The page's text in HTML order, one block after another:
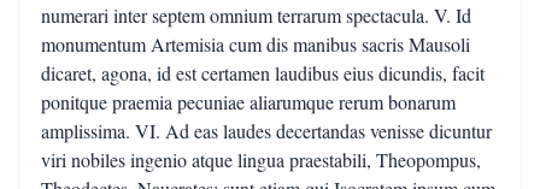
numerari inter septem omnium terrarum spectacula. V. Id
monumentum Artemisia cum dis manibus sacris Mausoli
dicaret, agona, id est certamen laudibus eius dicundis, facit
ponitque praemia pecuniae aliarumque rerum bonarum
amplissima. VI. Ad eas laudes decertandas venisse dicuntur
viri nobiles ingenio atque lingua praestabili, Theopompus,